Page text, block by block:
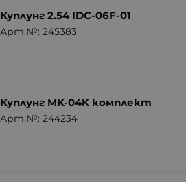
Куплунг 2.54 IDC-06F-01
Арт.№: 245383
Куплунг MK-04K комплект
Арт.№: 244234